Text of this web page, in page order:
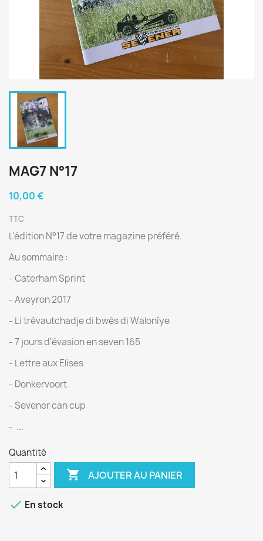
MAG7 N°17
10,00 €
TTC
L'édition N°17 de votre magazine préféré.
Au sommaire :
- Caterham Sprint
- Aveyron 2017
- Li trévautchadje di bwés di Walonîye
- 7 jours d'évasion en seven 165
- Lettre aux Elises
- Donkervoort
- Sevener can cup
- ...
Quantité
 AJOUTER AU PANIER
 En stock